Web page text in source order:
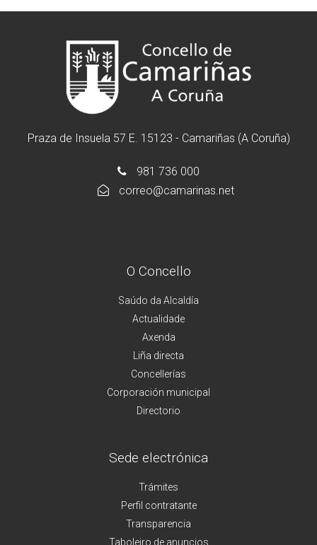
Praza de Insuela 57 E. 15123 - Camariñas (A Coruña)
981 736 000
correo@camarinas.net
O Concello
Saúdo da Alcaldía
Actualidade
Axenda
Liña directa
Concellerías
Corporación municipal
Directorio
Sede electrónica
Trámites
Perfil contratante
Transparencia
Taboleiro de anuncios